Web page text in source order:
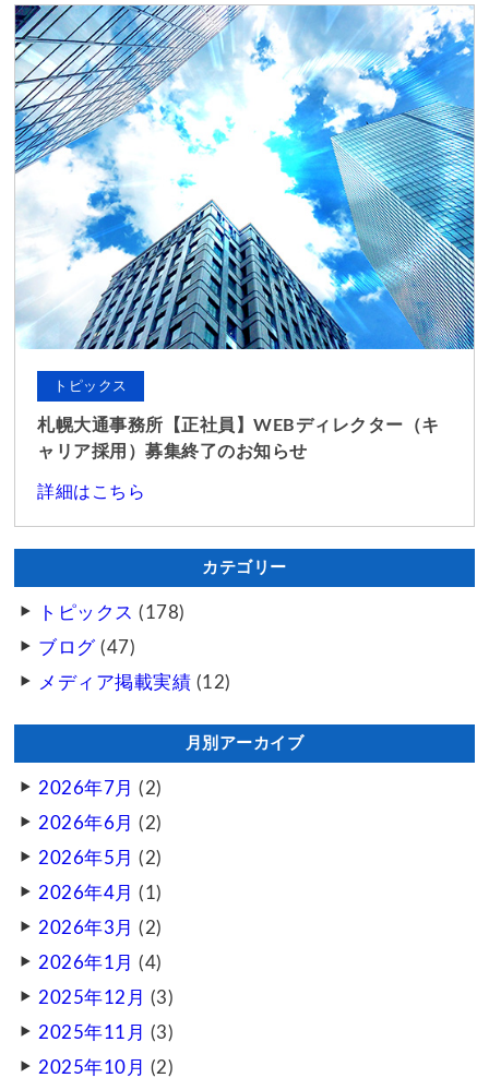
トピックス
札幌大通事務所【正社員】WEBディレクター（キ
ャリア採用）募集終了のお知らせ
詳細はこちら
カテゴリー
トピックス (178)
ブログ(47)
メディア掲載実績 (12)
月別アーカイブ
2026年7月 (2)
2026年6月 (2)
2026年5月 (2)
2026年4月 (1)
2026年3月 (2)
2026年1月 (4)
2025年12月 (3)
2025年11月 (3)
2025年10月 (2)